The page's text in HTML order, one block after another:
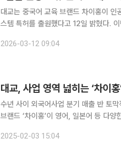
대교는 중국어 교육 브랜드 차이홍이
스템 특허를 출원했다고 12일 밝혔다. 이번 학습 시스템은 단계형 회화 학습 구조와 AI 음성 인식 기
제별 문장을 말하며 표현을 익히고 이후
2026-03-12 09:04
대교, 사업 영역 넓히는 ‘차이
수년 사이 외국어사업 분기 매출 반 토막적자 지
브랜드 ‘차이홍’이 영어, 일본어 등 다양
이 실적 반등의 계기가 될지 관심이 쏠린
2025-02-03 15:04